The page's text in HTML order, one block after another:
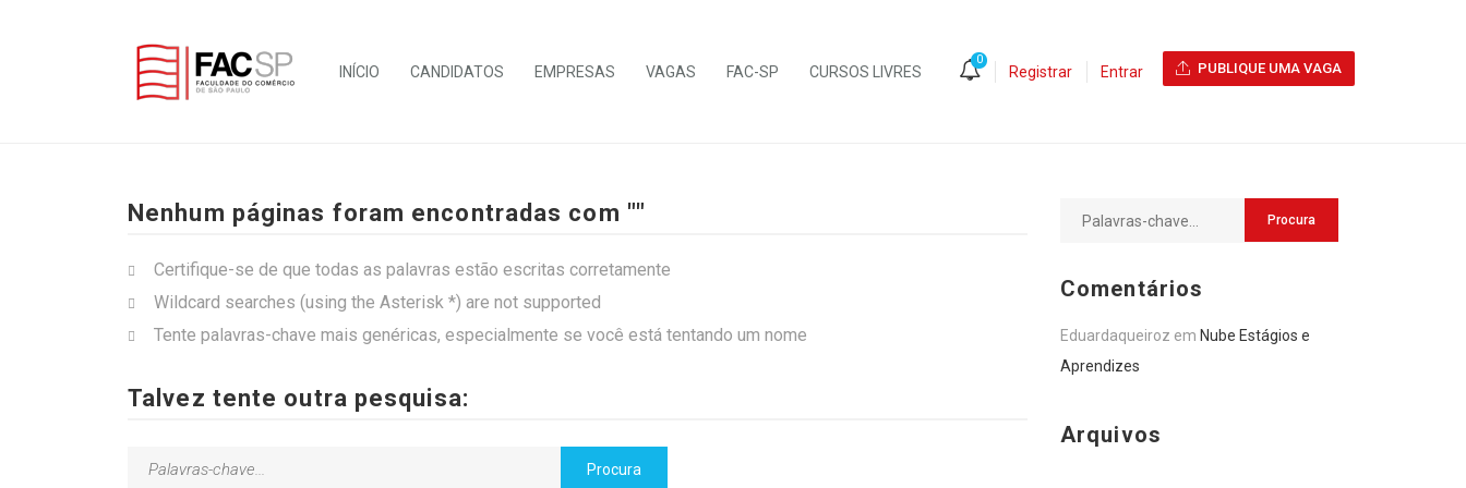
INÍCIO CANDIDATOS EMPRESAS VAGAS FAC-SP CURSOS LIVRES
0
Registrar Entrar PUBLIQUE UMA VAGA
Nenhum páginas foram encontradas com ""
Certifique-se de que todas as palavras estão escritas corretamente
Wildcard searches (using the Asterisk *) are not supported
Tente palavras-chave mais genéricas, especialmente se você está tentando um nome
Talvez tente outra pesquisa:
Comentários
Eduardaqueiroz em Nube Estágios e
Aprendizes
Arquivos